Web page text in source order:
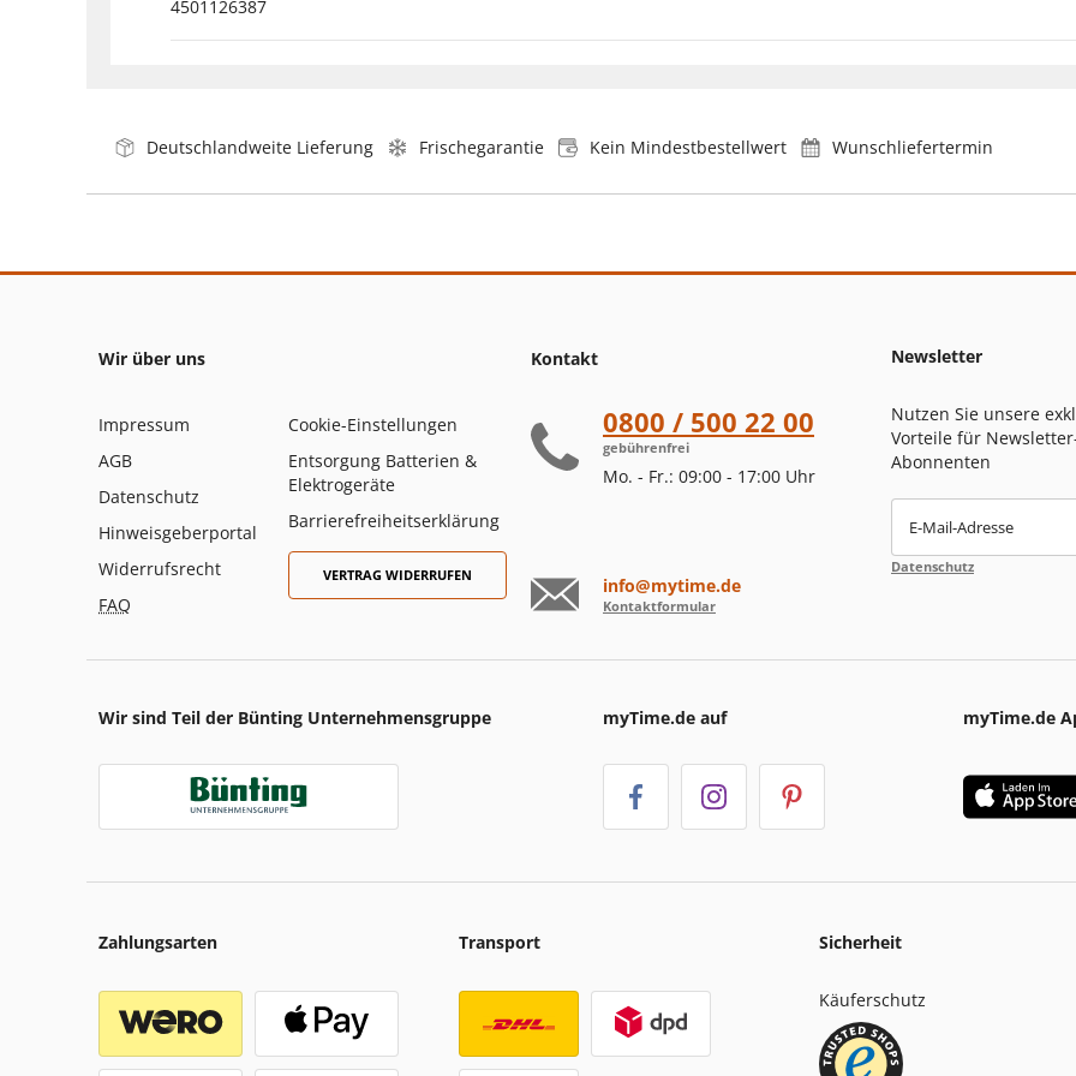
4501126387
Deutschlandweite Lieferung Frischegarantie Kein Mindestbestellwert Wunschliefertermin
Wir über uns
Impressum
AGB
Datenschutz
Hinweisgeberportal
Widerrufsrecht
FAQ
Cookie-Einstellungen
Entsorgung Batterien &
Elektrogeräte
Barrierefreiheitserklärung
VERTRAG WIDERRUFEN
Kontakt
0800 / 500 22 00
gebührenfrei
Mo. - Fr.: 09:00 - 17:00 Uhr
info@mytime.de
Kontaktformular
Newsletter
Nutzen Sie unsere
Vorteile für
Abonnenten
E-Mail-Adresse
Datenschutz
Wir sind Teil der Bünting Unternehmensgruppe myTime.de auf myTime.de
Zahlungsarten Transport Sicherheit
Käuferschutz